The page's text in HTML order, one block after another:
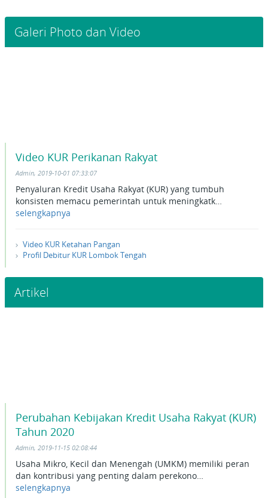
Galeri Photo dan Video
Video KUR Perikanan Rakyat
Admin, 2019-10-01 07:33:07
Penyaluran Kredit Usaha Rakyat (KUR) yang tumbuh
konsisten memacu pemerintah untuk meningkatk…
selengkapnya
Video KUR Ketahan Pangan
Profil Debitur KUR Lombok Tengah
Artikel
Perubahan Kebijakan Kredit Usaha Rakyat (KUR)
Tahun 2020
Admin, 2019-11-15 02:08:44
Usaha Mikro, Kecil dan Menengah (UMKM) memiliki peran
dan kontribusi yang penting dalam perekono…
selengkapnya